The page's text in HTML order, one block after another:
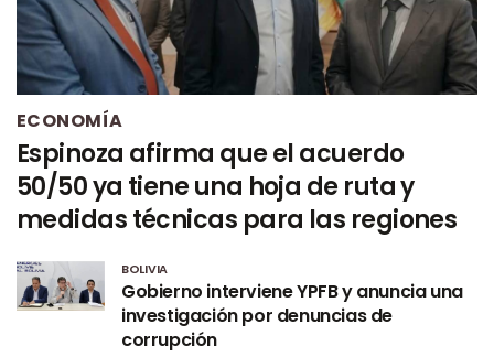
ECONOMÍA
Espinoza afirma que el acuerdo
50/50 ya tiene una hoja de ruta y
medidas técnicas para las regiones
BOLIVIA
Gobierno interviene YPFB y anuncia una
investigación por denuncias de
corrupción